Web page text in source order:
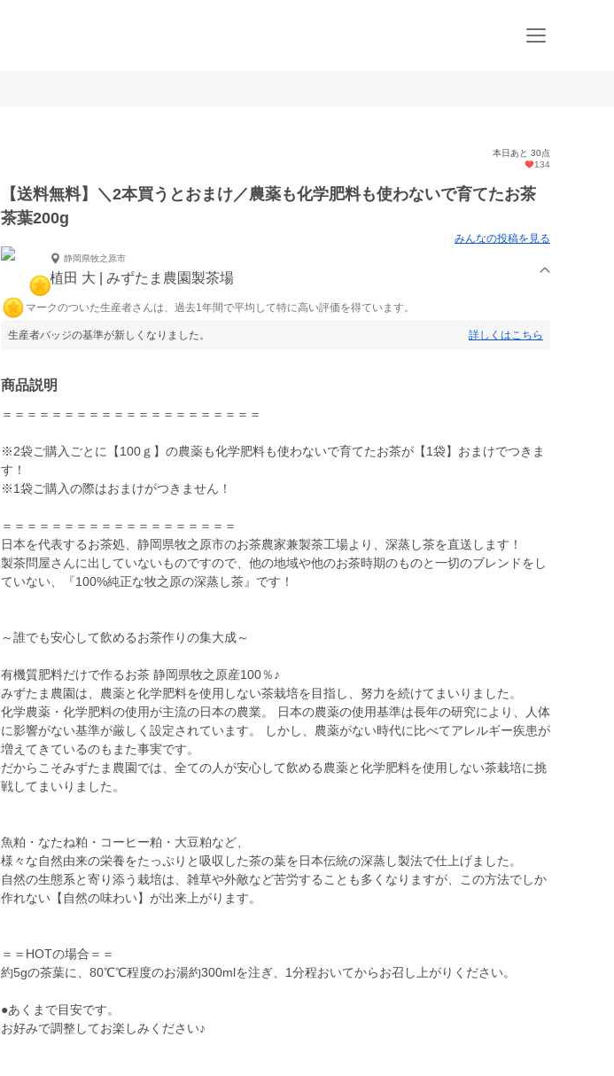
本日あと 30点
134
【送料無料】＼2本買うとおまけ／農薬も化学肥料も使わないで育てたお茶
茶葉200g
みんなの投稿を見る
静岡県牧之原市
植田 大 | みずたま農園製茶場
マークのついた生産者さんは、過去1年間で平均して特に高い評価を得ています。
生産者バッジの基準が新しくなりました。 詳しくはこちら
商品説明
＝＝＝＝＝＝＝＝＝＝＝＝＝＝＝＝＝＝＝＝＝
※2袋ご購入ごとに【100ｇ】の農薬も化学肥料も使わないで育てたお茶が【1袋】おまけでつきま
す！
※1袋ご購入の際はおまけがつきません！
＝＝＝＝＝＝＝＝＝＝＝＝＝＝＝＝＝＝＝
日本を代表するお茶処、静岡県牧之原市のお茶農家兼製茶工場より、深蒸し茶を直送します！
製茶問屋さんに出していないものですので、他の地域や他のお茶時期のものと一切のブレンドをし
ていない、『100%純正な牧之原の深蒸し茶』です！
～誰でも安心して飲めるお茶作りの集大成～
有機質肥料だけで作るお茶 静岡県牧之原産100％♪
みずたま農園は、農薬と化学肥料を使用しない茶栽培を目指し、努力を続けてまいりました。
化学農薬・化学肥料の使用が主流の日本の農業。 日本の農薬の使用基準は長年の研究により、人体
に影響がない基準が厳しく設定されています。 しかし、農薬がない時代に比べてアレルギー疾患が
増えてきているのもまた事実です。
だからこそみずたま農園では、全ての人が安心して飲める農薬と化学肥料を使用しない茶栽培に挑
戦してまいりました。
魚粕・なたね粕・コーヒー粕・大豆粕など、
様々な自然由来の栄養をたっぷりと吸収した茶の葉を日本伝統の深蒸し製法で仕上げました。
自然の生態系と寄り添う栽培は、雑草や外敵など苦労することも多くなりますが、この方法でしか
作れない【自然の味わい】が出来上がります。
＝＝HOTの場合＝＝
約5gの茶葉に、80℃℃程度のお湯約300mlを注ぎ、1分程おいてからお召し上がりください。
●あくまで目安です。
お好みで調整してお楽しみください♪